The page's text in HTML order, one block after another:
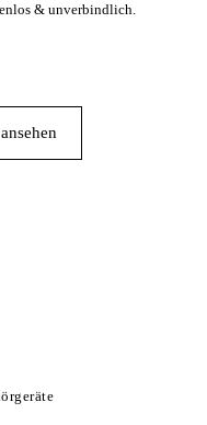
& unverbindlich.